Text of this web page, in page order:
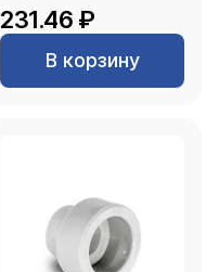
РТП
231.46 ₽
В корзину